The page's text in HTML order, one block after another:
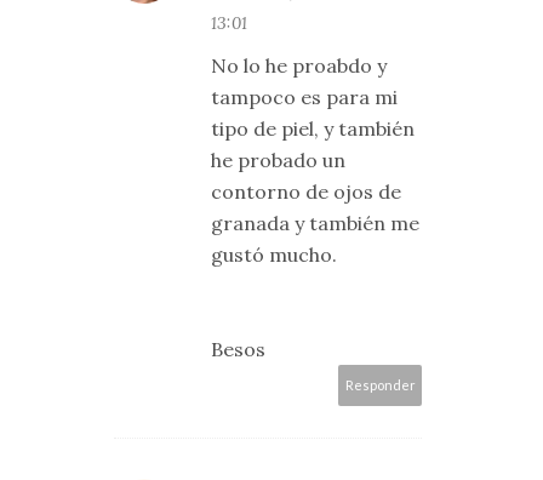
13:01
No lo he proabdo y
tampoco es para mi
tipo de piel, y también
he probado un
contorno de ojos de
granada y también me
gustó mucho.
Besos
Responder